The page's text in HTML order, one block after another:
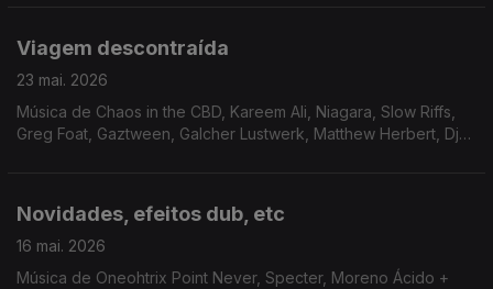
Viagem descontraída
23 mai. 2026
Música de Chaos in the CBD, Kareem Ali, Niagara, Slow Riffs,
Greg Foat, Gaztween, Galcher Lustwerk, Matthew Herbert, Dj
Novidades, efeitos dub, etc
16 mai. 2026
Música de Oneohtrix Point Never, Specter, Moreno Ácido +